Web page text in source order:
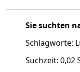
Sie suchten
Schlagworte:
Suchzeit: 0,02